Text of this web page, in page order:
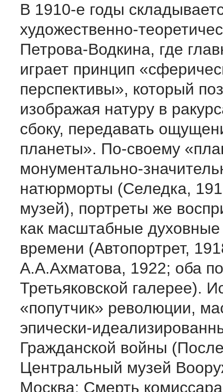
В 1910-е годы
художественно-
Петрова-Водкина, где
играет принцип
перспективы», который
изображая натуру в
сбоку, передавать
планеты». По-своему
монументально-
натюрморты (Селедка,
музей), портреты же
как масштабные духовные
времени (Автопортрет,
А.А.Ахматова, 1922; оба
Третьяковской галерее).
«попутчик» революции,
эпически-
Гражданской войны
Центральный музей
Москва; Смерть